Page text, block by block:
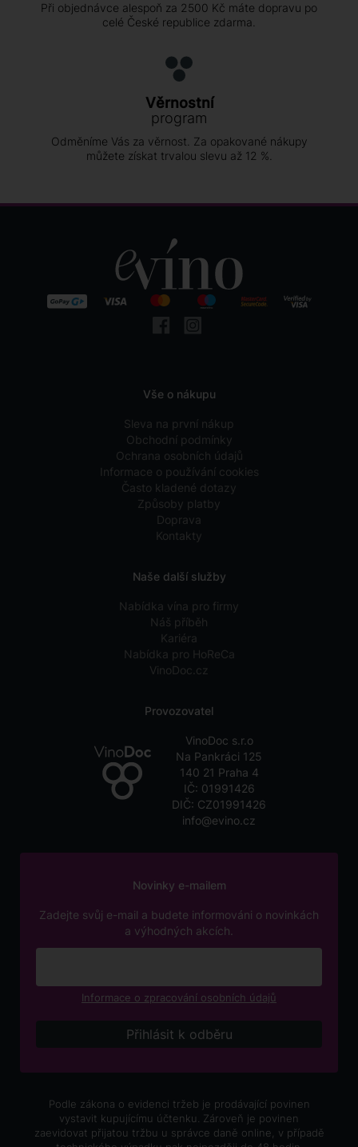
Při objednávce alespoň za 2500 Kč máte dopravu po
celé České republice zdarma.
Věrnostní
program
Odměníme Vás za věrnost. Za opakované nákupy
můžete získat trvalou slevu až 12 %.
Vše o nákupu
Sleva na první nákup
Obchodní podmínky
Ochrana osobních údajů
Informace o používání cookies
Často kladené dotazy
Způsoby platby
Doprava
Kontakty
Naše další služby
Nabídka vína pro firmy
Náš příběh
Kariéra
Nabídka pro HoReCa
VinoDoc.cz
Provozovatel
VinoDoc s.r.o
Na Pankráci 125
140 21 Praha 4
IČ: 01991426
DIČ: CZ01991426
info@evino.cz
Novinky e-mailem
Zadejte svůj e-mail a budete informováni o novinkách
a výhodných akcích.
Informace o zpracování osobních údajů
Podle zákona o evidenci tržeb je prodávající povinen
vystavit kupujícímu účtenku. Zároveň je povinen
zaevidovat přijatou tržbu u správce daně online, v případě